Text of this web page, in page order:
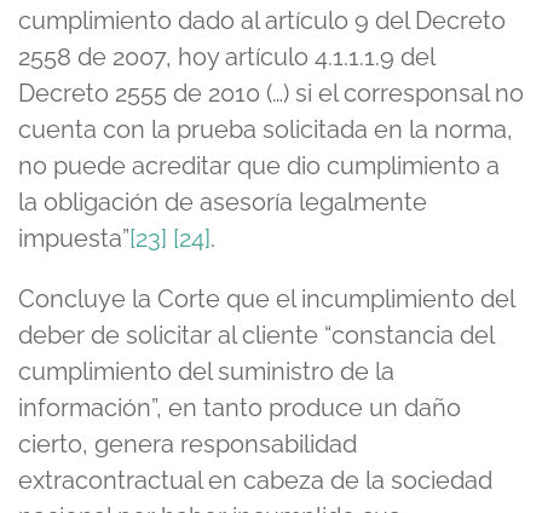
cumplimiento dado al artículo 9 del Decreto
2558 de 2007, hoy artículo 4.1.1.1.9 del
Decreto 2555 de 2010 (…) si el corresponsal no
cuenta con la prueba solicitada en la norma,
no puede acreditar que dio cumplimiento a
la obligación de asesoría legalmente
impuesta”[23] [24].
Concluye la Corte que el incumplimiento del
deber de solicitar al cliente “constancia del
cumplimiento del suministro de la
información”, en tanto produce un daño
cierto, genera responsabilidad
extracontractual en cabeza de la sociedad